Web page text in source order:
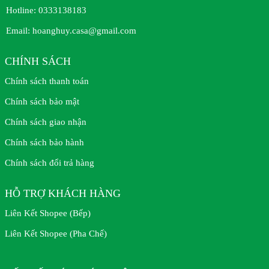
Hotline: 0333138183
Email: hoanghuy.casa@gmail.com
CHÍNH SÁCH
Chính sách thanh toán
Chính sách bảo mật
Chính sách giao nhận
Chính sách bảo hành
Chính sách đổi trả hàng
HỖ TRỢ KHÁCH HÀNG
Liên Kết Shopee (Bếp)
Liên Kết Shopee (Pha Chế)